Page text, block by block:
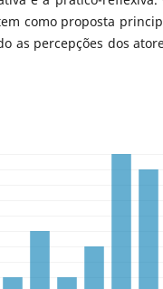
como proposta
as percepções dos